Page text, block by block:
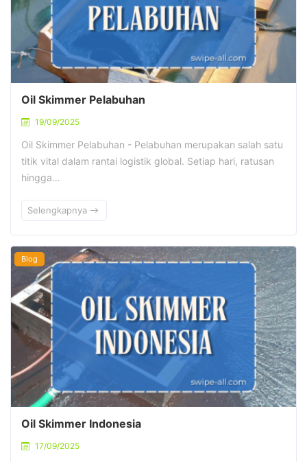
Oil Skimmer Pelabuhan
19/09/2025
Oil Skimmer Pelabuhan - Pelabuhan merupakan salah satu
titik vital dalam rantai logistik global. Setiap hari, ratusan
hingga…
Selengkapnya
Blog
Oil Skimmer Indonesia
17/09/2025